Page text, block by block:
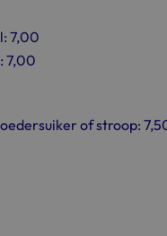
7,00
7,00
of stroop: